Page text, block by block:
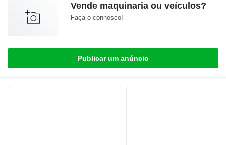
Vende maquinaria ou veículos?
Faça-o connosco!
Publicar um anúncio